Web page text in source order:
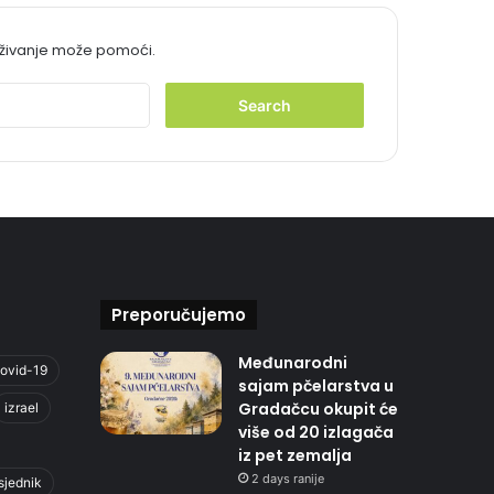
može pomoći.
r
19
izrael
Preporučujemo
Međunarodni
sajam pčelarstva u
Gradačcu okupit će
više od 20 izlagača
iz pet zemalja
2 days ranije